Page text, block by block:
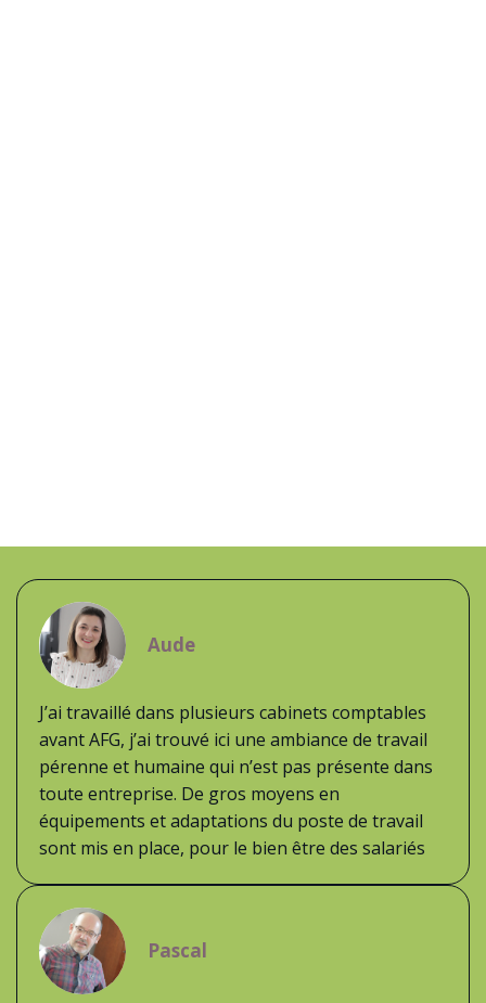
Aude
J’ai travaillé dans plusieurs cabinets comptables
avant AFG, j’ai trouvé ici une ambiance de travail
pérenne et humaine qui n’est pas présente dans
toute entreprise. De gros moyens en
équipements et adaptations du poste de travail
sont mis en place, pour le bien être des salariés
Pascal